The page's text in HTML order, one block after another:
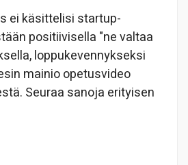
ei käsittelisi startup-
positiivisella "ne valtaa
loppukevennykseksi
mainio opetusvideo
Seuraa sanoja erityisen